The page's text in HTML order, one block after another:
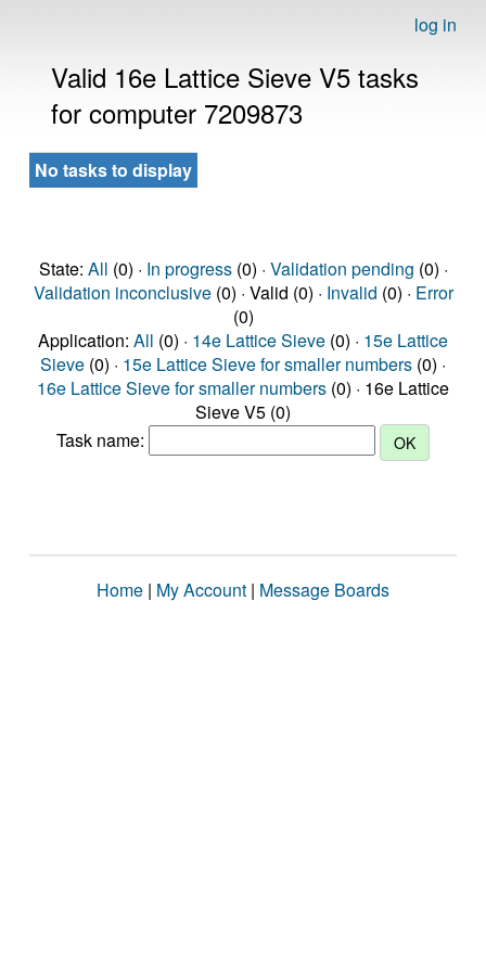
log in
Valid 16e Lattice Sieve V5 tasks
for computer 7209873
No tasks to display
State: All (0) · In progress(0) · Validation pending (0) ·
Validation inconclusive(0) · Valid (0) · Invalid (0) · Error
(0)
Application: All (0) · 14e Lattice Sieve (0) · 15e Lattice
Sieve (0) · 15e Lattice Sieve for smaller numbers (0) ·
16e Lattice Sieve for smaller numbers (0) · 16e Lattice
Sieve V5 (0)
Task name:
Home | My Account | Message Boards